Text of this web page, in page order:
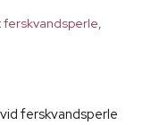
ferskvandsperle